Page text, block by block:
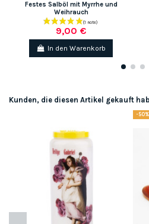
Festes Salböl mit Myrrhe und
Weihrauch
9,00 €
In den Warenkorb
Kunden, die diesen Artikel gekauft
-50%